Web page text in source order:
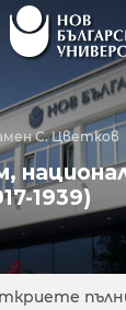
С. Цветков
1939)